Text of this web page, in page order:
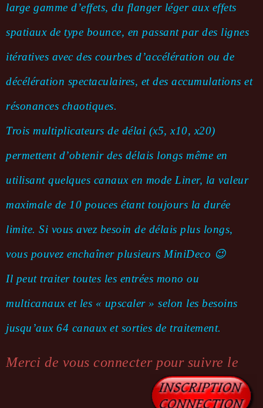
large gamme d’effets, du flanger léger aux effets
spatiaux de type bounce, en passant par des lignes
itératives avec des courbes d’accélération ou de
décélération spectaculaires, et des accumulations et
résonances chaotiques.
Trois multiplicateurs de délai (x5, x10, x20)
permettent d’obtenir des délais longs même en
utilisant quelques canaux en mode Liner, la valeur
maximale de 10 pouces étant toujours la durée
limite. Si vous avez besoin de délais plus longs,
vous pouvez enchaîner plusieurs MiniDeco 😉
Il peut traiter toutes les entrées mono ou
multicanaux et les « upscaler » selon les besoins
jusqu’aux 64 canaux et sorties de traitement.
Merci de vous connecter pour suivre le